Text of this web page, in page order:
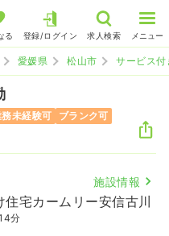
る 登録/ログイン 求人検索 メニュー
愛媛県 松山市 サービス
未経験可
ブランク可
施設情報
宅カームリー安信古川
分